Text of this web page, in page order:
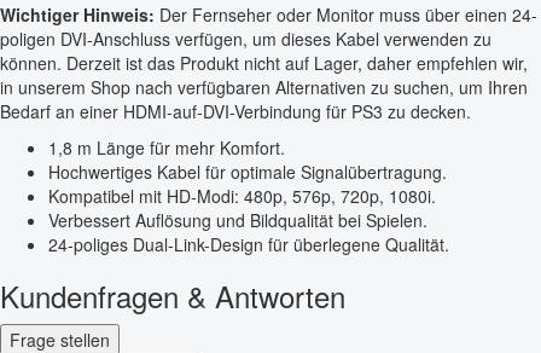
Wichtiger Hinweis: Der Fernseher oder Monitor muss über einen 24-
poligen DVI-Anschluss verfügen, um dieses Kabel verwenden zu
können. Derzeit ist das Produkt nicht auf Lager, daher empfehlen wir,
in unserem Shop nach verfügbaren Alternativen zu suchen, um Ihren
Bedarf an einer HDMI-auf-DVI-Verbindung für PS3 zu decken.
1,8 m Länge für mehr Komfort.
Hochwertiges Kabel für optimale Signalübertragung.
Kompatibel mit HD-Modi: 480p, 576p, 720p, 1080i.
Verbessert Auflösung und Bildqualität bei Spielen.
24-poliges Dual-Link-Design für überlegene Qualität.
Kundenfragen & Antworten
Frage stellen